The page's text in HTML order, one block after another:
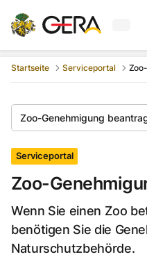
Startseite Serviceportal
Zoo-Genehmigung
Serviceportal
Zoo-
Wenn Sie einen Zoo
benötigen Sie die
Naturschutzbehörde.